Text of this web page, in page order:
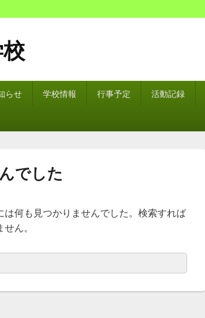
らせ 学校情報 行事予定 活動記録
でした
何も見つかりませんでした。検索すれば
ん。